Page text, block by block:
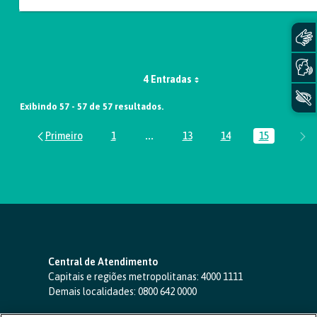
4 Entradas
Exibindo 57 - 57 de 57 resultados.
Página
1 ...Páginas intermediárias Usar ABA
Página
13 Página
14 Página
15
Central de Atendimento
Capitais e regiões metropolitanas: 4000 1111
Demais localidades: 0800 642 0000